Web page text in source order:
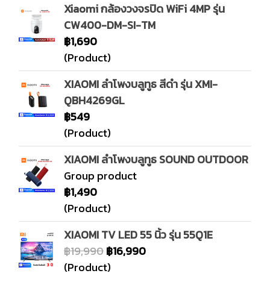
Xiaomi กล้องวงจรปิด WiFi 4MP รุ่น
CW400-DM-SI-TM
฿1,690
(Product)
XIAOMI ลำโพงบลูทูธ สีดำ รุ่น XMI-
QBH4269GL
฿549
(Product)
XIAOMI ลำโพงบลูทูธ SOUND OUTDOOR
Group product
฿1,490
(Product)
XIAOMI TV LED 55 นิ้ว รุ่น 55Q1E
฿19,990฿16,990
(Product)